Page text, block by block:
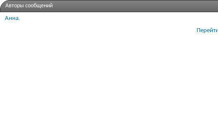
Авторы сообщений
Анна.